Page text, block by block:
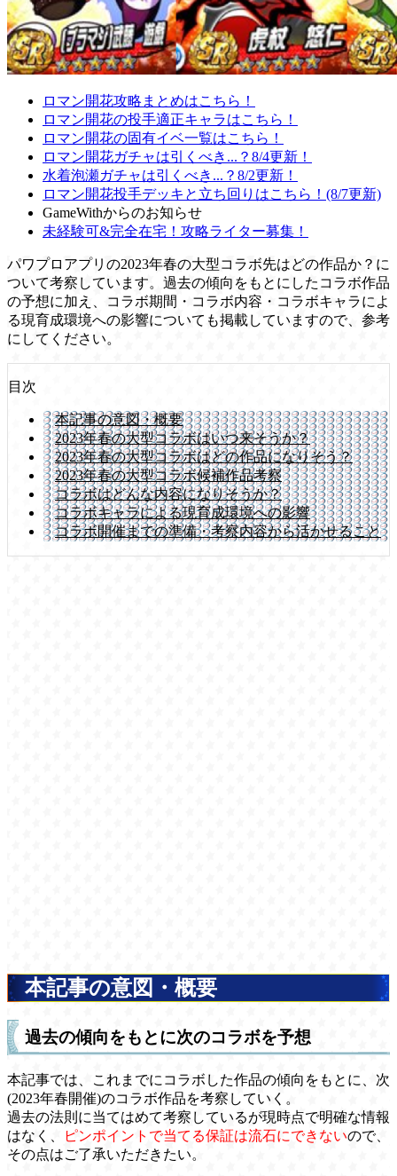
ロマン開花攻略まとめはこちら！
ロマン開花の投手適正キャラはこちら！
ロマン開花の固有イベ一覧はこちら！
ロマン開花ガチャは引くべき...？8/4更新！
水着泡瀬ガチャは引くべき...？8/2更新！
ロマン開花投手デッキと立ち回りはこちら！(8/7更新)
GameWithからのお知らせ
未経験可&完全在宅！攻略ライター募集！
パワプロアプリの2023年春の大型コラボ先はどの作品か？に
ついて考察しています。過去の傾向をもとにしたコラボ作品
の予想に加え、コラボ期間・コラボ内容・コラボキャラによ
る現育成環境への影響についても掲載していますので、参考
にしてください。
目次
本記事の意図・概要
2023年春の大型コラボはいつ来そうか？
2023年春の大型コラボはどの作品になりそう？
2023年春の大型コラボ候補作品考察
コラボはどんな内容になりそうか？
コラボキャラによる現育成環境への影響
コラボ開催までの準備・考察内容から活かせること
本記事の意図・概要
過去の傾向をもとに次のコラボを予想
本記事では、これまでにコラボした作品の傾向をもとに、次
(2023年春開催)のコラボ作品を考察していく。
過去の法則に当てはめて考察しているが現時点で明確な情報
はなく、
ピンポイントで当てる保証は流石にできないので、
その点はご了承いただきたい。